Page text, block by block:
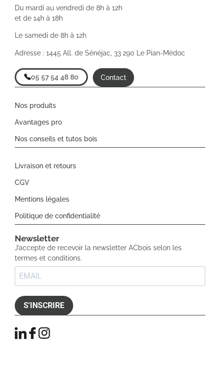
Du mardi au vendredi de 8h à 12h
et de 14h à 18h
Le samedi de 8h à 12h
Adresse : 1445 All. de Sénéjac, 33 290 Le Pian-Médoc
05 57 54 48 80 Contact
Nos produits
Avantages pro
Nos conseils et tutos bois
Livraison et retours
CGV
Mentions légales
Politique de confidentialité
Newsletter​
J’accepte de recevoir la newsletter ACbois selon les
termes et conditions.
S'INSCRIRE